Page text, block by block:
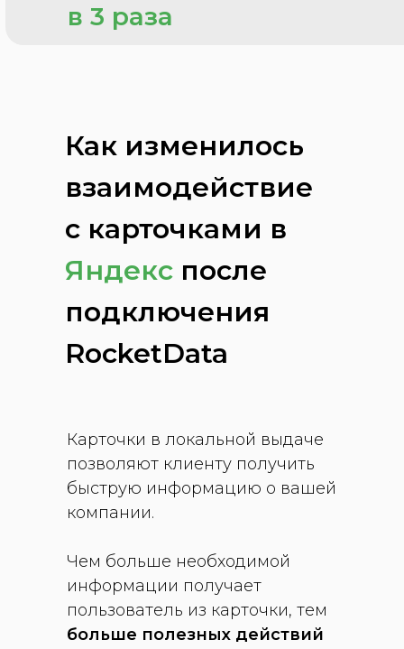
в 3 раза
Как изменилось
взаимодействие
с карточками в
Яндекс после
подключения
RocketData
Карточки в локальной выдаче
позволяют клиенту получить
быструю информацию о вашей
компании.
Чем больше необходимой
информации получает
пользователь из карточки, тем
больше полезных действий